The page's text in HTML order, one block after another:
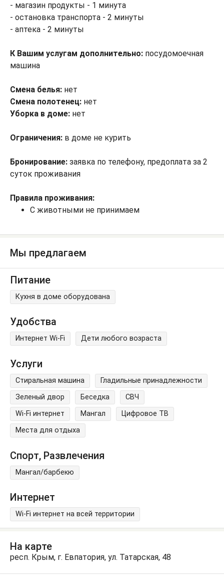
- магазин продукты - 1 минута
- остановка транспорта - 2 минуты
- аптека - 2 минуты
К Вашим услугам дополнительно: посудомоечная
машина
Смена белья: нет
Смена полотенец: нет
Уборка в доме: нет
Ограничения: в доме не курить
Бронирование: заявка по телефону, предоплата за 2
суток проживания
Правила проживания:
С животными не принимаем
Мы предлагаем
Питание
Кухня в доме оборудована
Удобства
Интернет Wi-Fi Дети любого возраста
Услуги
Стиральная машина
Гладильные принадлежности
Зеленый двор
Беседка
СВЧ
Wi-Fi интернет
Мангал
Цифровое ТВ
Места для отдыха
Спорт, Развлечения
Мангал/барбекю
Интернет
Wi-Fi интернет на всей территории
На карте
респ. Крым, г. Евпатория, ул. Татарская, 48